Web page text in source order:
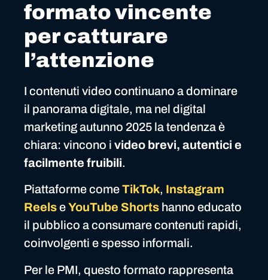
formato vincente
per catturare
l’attenzione
I contenuti video continuano a dominare
il panorama digitale, ma nel digital
marketing autunno 2025 la tendenza è
chiara: vincono i video brevi, autentici e
facilmente fruibili.
Piattaforme comeTikTok, Instagram
ReelseYouTube Shorts hanno educato
il pubblico a consumare contenuti rapidi,
coinvolgenti e spesso informali.
Per le PMI, questo formato rappresenta